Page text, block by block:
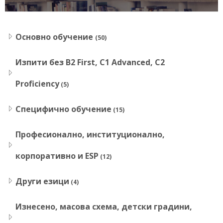
Основно обучение (50)
Изпити без B2 First, C1 Advanced, C2
Proficiency(5)
Специфично обучение (15)
Професионално, институционално,
корпоративно и ESP (12)
Други езици (4)
Изнесено, масова схема, детски градини,